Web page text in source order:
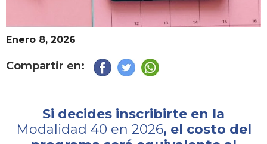
Enero 8, 2026
Compartir en:
Si decides inscribirte en la
Modalidad 40 en 2026, el costo del